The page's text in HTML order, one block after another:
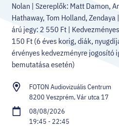
Nolan | Szereplők: Matt Damon,
Hathaway, Tom Holland, Zendaya
árú jegy: 2 550 Ft |
150 Ft (6 éves korig, diák,
érvényes kedvezményre jogosító
bemutatása esetén)
FOTON Audiovizuális Centrum
8200 Veszprém, Vár utca 17
08/08/2026
19:45 - 22:45